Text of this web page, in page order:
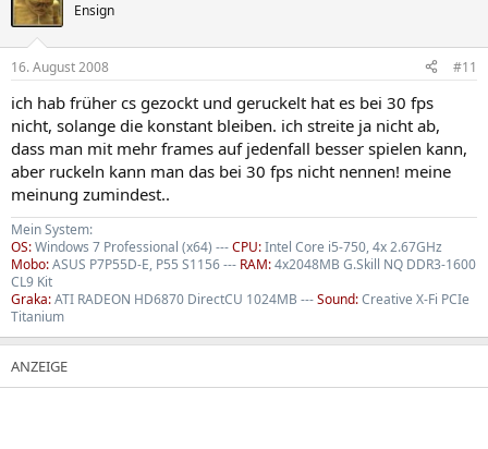
Ensign
16. August 2008 #11
ich hab früher cs gezockt und geruckelt hat es bei 30 fps
nicht, solange die konstant bleiben. ich streite ja nicht ab,
dass man mit mehr frames auf jedenfall besser spielen kann,
aber ruckeln kann man das bei 30 fps nicht nennen! meine
meinung zumindest..
Mein System:
OS:Windows 7 Professional (x64) ---CPU:Intel Core i5-750, 4x 2.67GHz
Mobo:ASUS P7P55D-E, P55 S1156 --- RAM:4x2048MB G.Skill NQ DDR3-1600
CL9 Kit
Graka:ATI RADEON HD6870 DirectCU 1024MB ---Sound:Creative X-Fi PCIe
Titanium